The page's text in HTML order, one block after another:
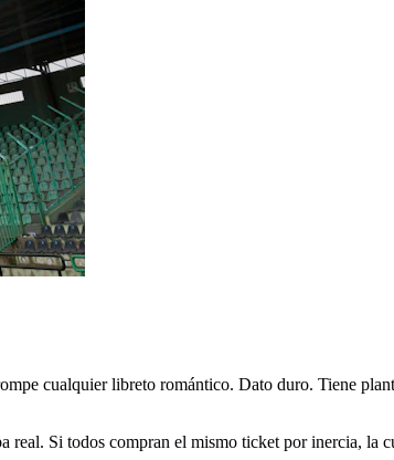
cualquier libreto romántico. Dato duro. Tiene
real. Si todos compran el mismo ticket por inercia, la